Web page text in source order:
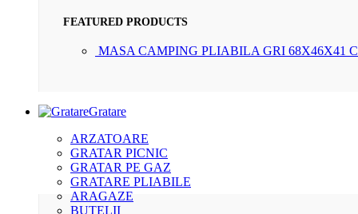
FEATURED PRODUCTS
MASA CAMPING PLIABILA GRI 68X46X41
Gratare
ARZATOARE
GRATAR PICNIC
GRATAR PE GAZ
GRATARE PLIABILE
ARAGAZE
BUTELII